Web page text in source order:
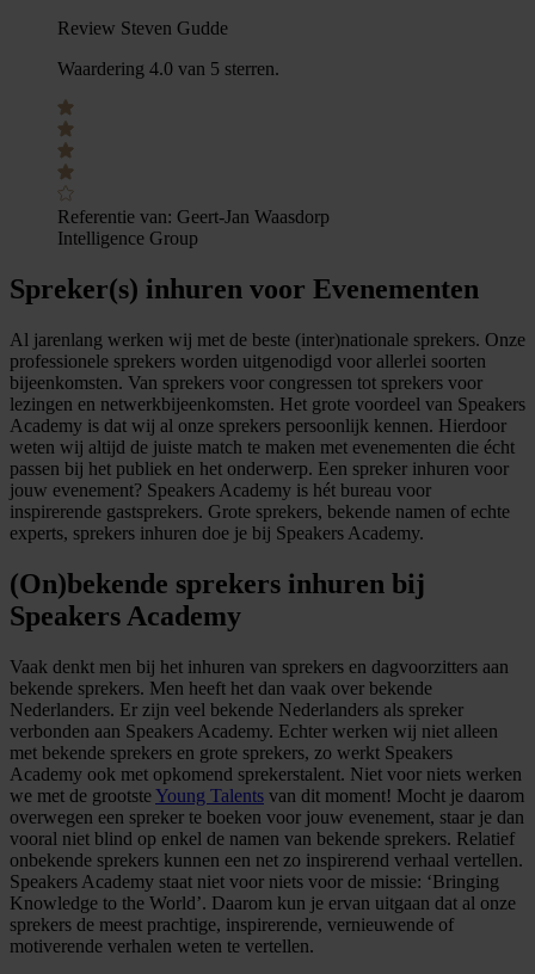
Review Steven Gudde
Waardering 4.0 van 5 sterren.
Referentie van: Geert-Jan Waasdorp
Intelligence Group
Spreker(s) inhuren voor Evenementen
Al jarenlang werken wij met de beste (inter)nationale sprekers. Onze
professionele sprekers worden uitgenodigd voor allerlei soorten
bijeenkomsten. Van sprekers voor congressen tot sprekers voor
lezingen en netwerkbijeenkomsten. Het grote voordeel van Speakers
Academy is dat wij al onze sprekers persoonlijk kennen. Hierdoor
weten wij altijd de juiste match te maken met evenementen die écht
passen bij het publiek en het onderwerp. Een spreker inhuren voor
jouw evenement? Speakers Academy is hét bureau voor
inspirerende gastsprekers. Grote sprekers, bekende namen of echte
experts, sprekers inhuren doe je bij Speakers Academy.
(On)bekende sprekers inhuren bij
Speakers Academy
Vaak denkt men bij het inhuren van sprekers en dagvoorzitters aan
bekende sprekers. Men heeft het dan vaak over bekende
Nederlanders. Er zijn veel bekende Nederlanders als spreker
verbonden aan Speakers Academy. Echter werken wij niet alleen
met bekende sprekers en grote sprekers, zo werkt Speakers
Academy ook met opkomend sprekerstalent. Niet voor niets werken
we met de grootsteYoung Talents van dit moment! Mocht je daarom
overwegen een spreker te boeken voor jouw evenement, staar je dan
vooral niet blind op enkel de namen van bekende sprekers. Relatief
onbekende sprekers kunnen een net zo inspirerend verhaal vertellen.
Speakers Academy staat niet voor niets voor de missie: ‘Bringing
Knowledge to the World’. Daarom kun je ervan uitgaan dat al onze
sprekers de meest prachtige, inspirerende, vernieuwende of
motiverende verhalen weten te vertellen.